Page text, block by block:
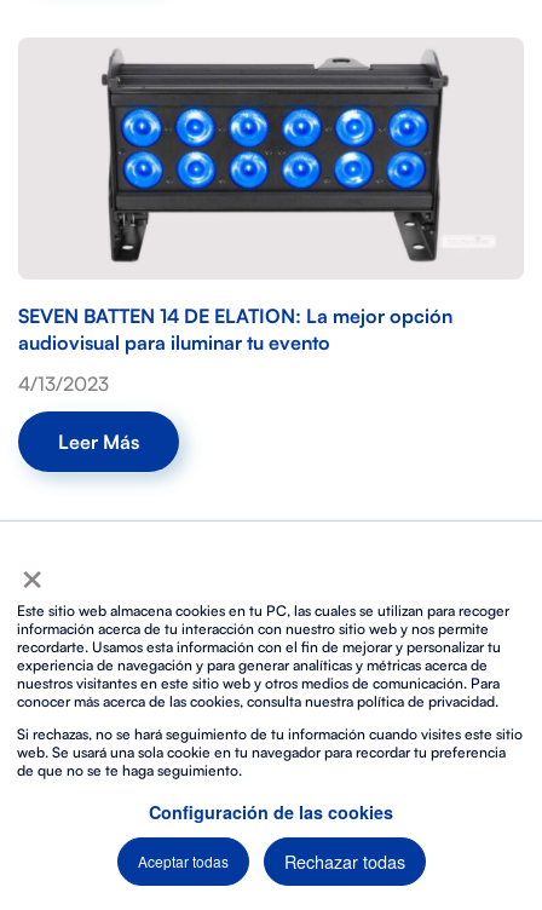
×
Este sitio web almacena cookies en tu PC, las cuales se utilizan para recoger
información acerca de tu interacción con nuestro sitio web y nos permite
recordarte. Usamos esta información con el fin de mejorar y personalizar tu
experiencia de navegación y para generar analíticas y métricas acerca de
nuestros visitantes en este sitio web y otros medios de comunicación. Para
conocer más acerca de las cookies, consulta nuestra política de privacidad.
Si rechazas, no se hará seguimiento de tu información cuando visites este sitio
web. Se usará una sola cookie en tu navegador para recordar tu preferencia
de que no se te haga seguimiento.
Configuración de las cookies
Aceptar todas Rechazar todas
SEVEN BATTEN 14 DE ELATION: La mejor opción
audiovisual para iluminar tu evento
4/13/2023
Leer Más
Nos quedan muchas cosas por contarte
¿Te apuntas?